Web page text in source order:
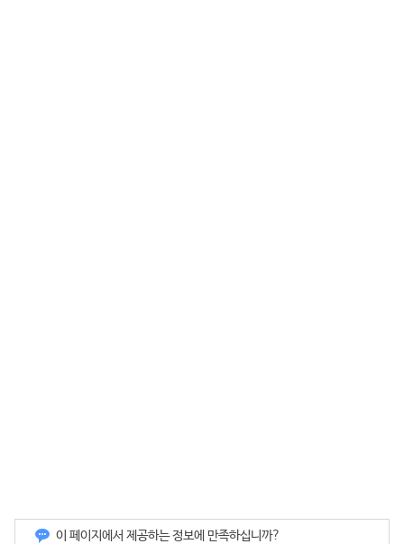
이 페이지에서 제공하는 정보에 만족하십니까?